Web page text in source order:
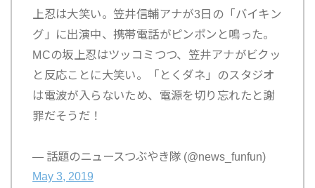
上忍は大笑い。笠井信輔アナが3日の「バイキン
グ」に出演中、携帯電話がピンポンと鳴った。
MCの坂上忍はツッコミつつ、笠井アナがビクッ
と反応ことに大笑い。「とくダネ」のスタジオ
は電波が入らないため、電源を切り忘れたと謝
罪だそうだ！
— 話題のニュースつぶやき隊 (@news_funfun)
May 3, 2019